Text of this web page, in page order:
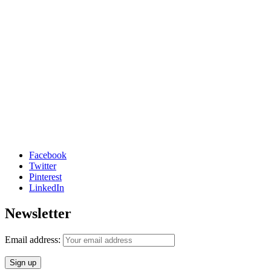
Facebook
Twitter
Pinterest
LinkedIn
Newsletter
Email address: